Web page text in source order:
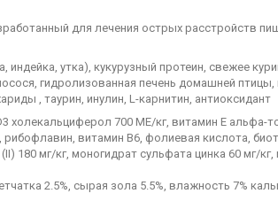
для лечения острых расстройств
утка), кукурузный протеин, свежее
гидролизованная печень домашней птицы,
, таурин, инулин, L-карнитин, антиоксидант
холекальциферол 700 МЕ/кг, витамин Е альфа-
витамин В6, фолиевая кислота,
180 мг/кг, моногидрат сульфата цинка 60 мг/
2.5%, сырая зола 5.5%, влажность 7%